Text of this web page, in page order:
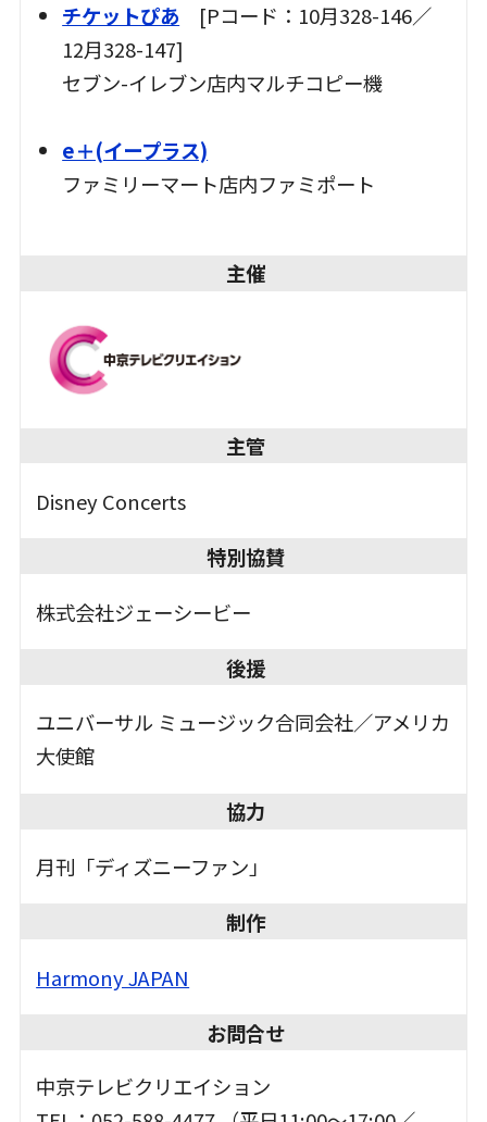
チケットぴあ
[Pコード：10月328-146／
12月328-147]
セブン-イレブン店内マルチコピー機
e＋(イープラス)
ファミリーマート店内ファミポート
主催
主管
Disney Concerts
特別協賛
株式会社ジェーシービー
後援
ユニバーサル ミュージック合同会社／アメリカ
大使館
協力
月刊「ディズニーファン」
制作
Harmony JAPAN
お問合せ
中京テレビクリエイション